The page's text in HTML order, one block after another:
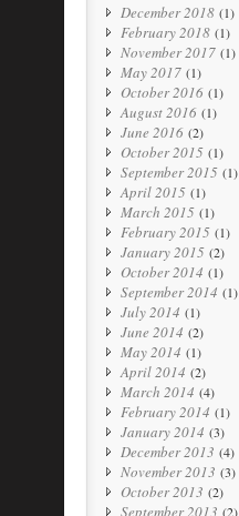
December 2018 (1)
February 2018 (1)
November 2017 (1)
May 2017 (1)
October 2016 (1)
August 2016 (1)
June 2016 (2)
October 2015 (1)
September 2015 (1)
April 2015 (1)
March 2015 (1)
February 2015 (1)
January 2015 (2)
October 2014 (1)
September 2014 (1)
July 2014 (1)
June 2014 (2)
May 2014 (1)
April 2014 (2)
March 2014 (4)
February 2014 (1)
January 2014 (3)
December 2013 (4)
November 2013 (3)
October 2013 (2)
September 2013 (2)